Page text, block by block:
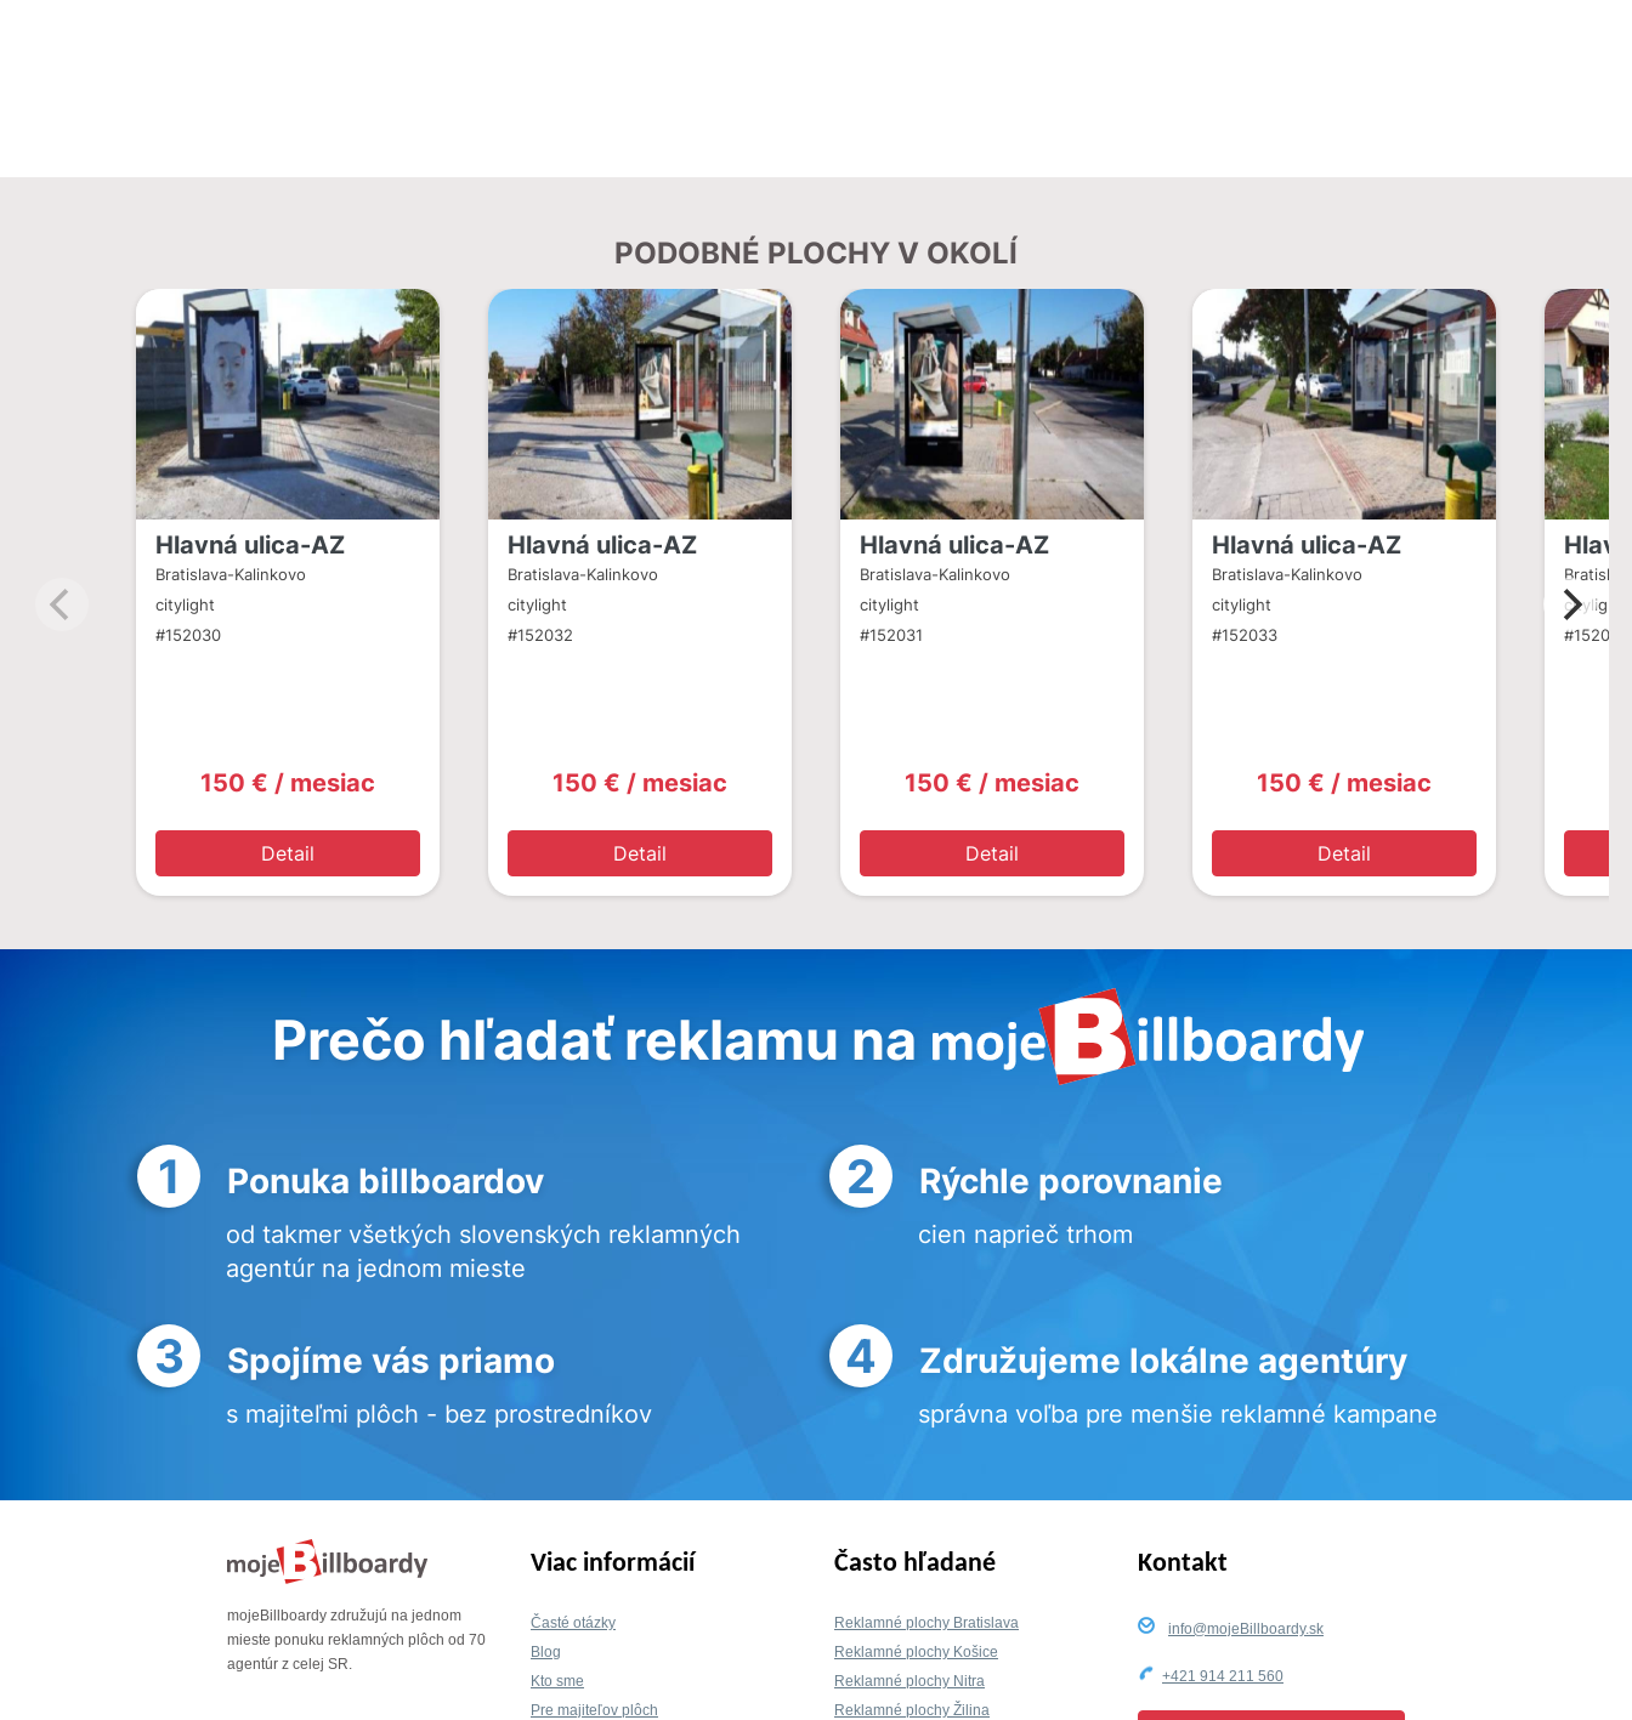
PODOBNÉ PLOCHY V OKOLÍ
Hlavná ulica-AZ
Bratislava-Kalinkovo
citylight
#152030
150 € / mesiac
Detail
Hlavná ulica-AZ
Bratislava-Kalinkovo
citylight
#152032
150 € / mesiac
Detail
Hlavná ulica-AZ
Bratislava-Kalinkovo
citylight
#152031
150 € / mesiac
Detail
Hlavná ulica-AZ
Bratislava-Kalinkovo
citylight
#152033
150 € / mesiac
Detail
citylight
#152028
Prečo hľadať reklamu na
1 Ponuka billboardov
od takmer všetkých slovenských reklamných
agentúr na jednom mieste
2 Rýchle porovnanie
cien naprieč trhom
3 Spojíme vás priamo
s majiteľmi plôch - bez prostredníkov
4 Združujeme lokálne agentúry
správna voľba pre menšie reklamné kampane
mojeBillboardy združujú na jednom
mieste ponuku reklamných plôch od 70
agentúr z celej SR.
Viac informácií
Časté otázky
Blog
Kto sme
Pre majiteľov plôch
Často hľadané
Reklamné plochy Bratislava
Reklamné plochy Košice
Reklamné plochy Nitra
Reklamné plochy Žilina
Kontakt
info@mojeBillboardy.sk
+421 914 211 560